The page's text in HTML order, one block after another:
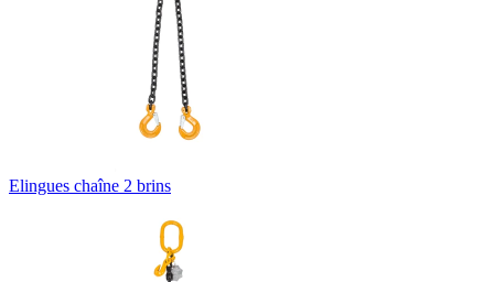
Elingues chaîne 2 brins